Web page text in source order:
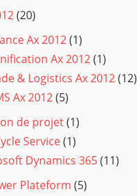
(20)
Ax 2012(1)
Ax 2012(1)
& Logistics Ax 2012(12)
Ax 2012(5)
de projet(1)
Service(1)
Dynamics 365(11)
Plateform (5)